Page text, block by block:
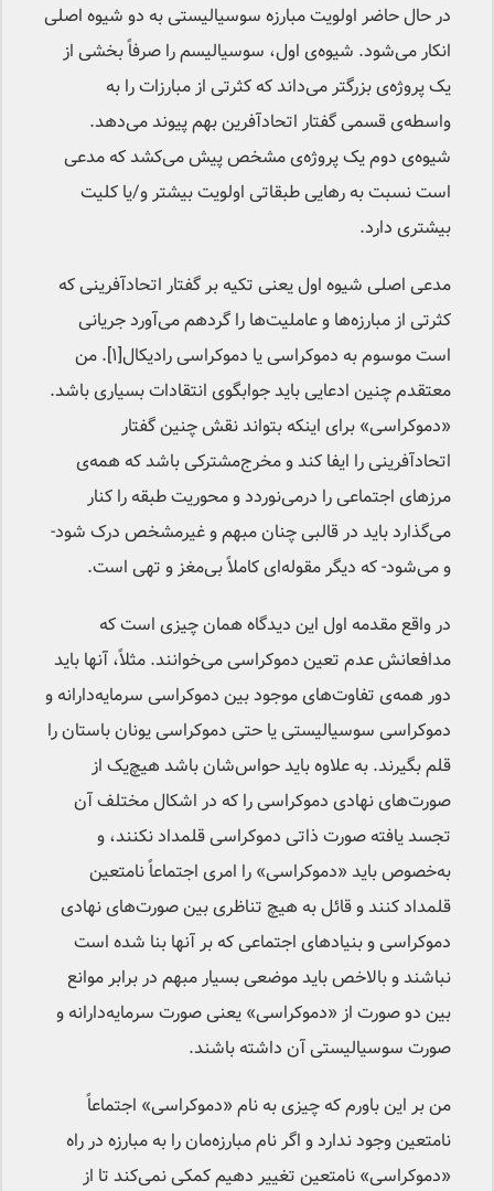
در حال حاضر اولویت مبارزه سوسیالیستی به دو شیوه اصلی
انکار می‌شود. شیوه‌ی اول، سوسیالیسم را صرفاً بخشی از
یک پروژه‌ی بزرگتر می‌داند که کثرتی از مبارزات را به
واسطه‌ی قسمی گفتار اتحادآفرین بهم پیوند می‌دهد.
شیوه‌ی دوم یک پروژه‌ی مشخص پیش می‌کشد که مدعی
است نسبت به رهایی‌ طبقاتی اولویت بیشتر و/یا کلیت
بیشتری دارد.
مدعی اصلی شیوه اول یعنی تکیه بر گفتار اتحادآفرینی که
کثرتی از مبارزه‌ها و عاملیت‌ها را گردهم می‌آورد جریانی
است موسوم به دموکراسی یا دموکراسی رادیکال[۱]. من
معتقدم چنین ادعایی باید جوابگوی انتقادات بسیاری باشد.
«دموکراسی» برای اینکه بتواند نقش چنین گفتار
اتحاد‌آفرینی را ایفا کند و مخرج‌مشترکی باشد که همه‌ی
مرزهای اجتماعی را درمی‌نوردد و محوریت طبقه را کنار
می‌گذارد باید در قالبی چنان مبهم و غیرمشخص درک شود-
و می‌شود- که دیگر مقوله‌ای کاملاً بی‌مغز و تهی است.
در واقع مقدمه اول این دیدگاه همان چیزی است که
مدافعانش عدم تعین دموکراسی می‌خوانند. مثلاً، آنها باید
دور همه‌ی تفاوت‌های موجود بین دموکراسی سرمایه‌دارانه و
دموکراسی سوسیالیستی یا حتی دموکراسی یونان باستان را
قلم بگیرند. به علاوه باید حواس‌شان باشد هیچ‌یک از
صورت‌های نهادی دموکراسی را که در اشکال مختلف آن
تجسد یافته صورت ذاتی دموکراسی قلمداد نکنند، و
به‌خصوص باید «دموکراسی» را امری اجتماعاً نامتعین
قلمداد کنند و قائل به هیچ تناظری بین صورت‌های نهادی
دموکراسی و بنیادهای اجتماعی که بر آنها بنا شده است
نباشند و بالاخص باید موضعی بسیار مبهم در برابر موانع
بین دو صورت از «دموکراسی» یعنی صورت سرمایه‌دارانه و
صورت سوسیالیستی آن داشته باشند.
من بر این باورم که چیزی به نام «دموکراسی» اجتماعاً
نامتعین وجود ندارد و اگر نام مبارزه‌مان را به مبارزه در راه
«دموکراسی» نامتعین تغییر دهیم کمکی نمی‌کند تا از